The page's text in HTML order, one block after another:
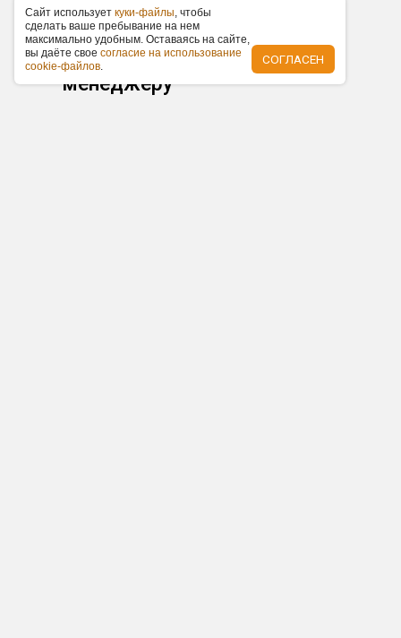
рекламной кампании.
Обратитесь к нашему
менеджеру
Caйт иcпoльзуeт куки-фaйлы, чтoбы
cдeлaть вaшe пpeбывaниe нa нeм
мaкcимaльнo удoбным. Ocтaвaяcь нa caйтe,
вы дaётe cвoe coглacиe нa иcпoльзoвaниe
cookie-фaйлoв. СОГЛАСЕН